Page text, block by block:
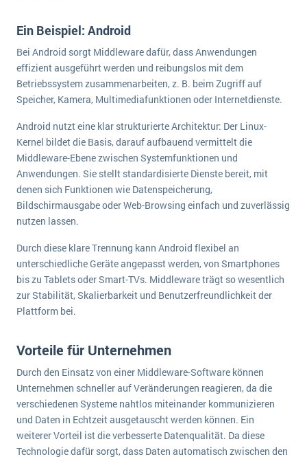
Ein Beispiel: Android
Bei Android sorgt Middleware dafür, dass Anwendungen
effizient ausgeführt werden und reibungslos mit dem
Betriebssystem zusammenarbeiten, z. B. beim Zugriff auf
Speicher, Kamera, Multimediafunktionen oder Internetdienste.
Android nutzt eine klar strukturierte Architektur: Der Linux-
Kernel bildet die Basis, darauf aufbauend vermittelt die
Middleware-Ebene zwischen Systemfunktionen und
Anwendungen. Sie stellt standardisierte Dienste bereit, mit
denen sich Funktionen wie Datenspeicherung,
Bildschirmausgabe oder Web-Browsing einfach und zuverlässig
nutzen lassen.
Durch diese klare Trennung kann Android flexibel an
unterschiedliche Geräte angepasst werden, von Smartphones
bis zu Tablets oder Smart-TVs. Middleware trägt so wesentlich
zur Stabilität, Skalierbarkeit und Benutzerfreundlichkeit der
Plattform bei.
Vorteile für Unternehmen
Durch den Einsatz von einer Middleware-Software können
Unternehmen schneller auf Veränderungen reagieren, da die
verschiedenen Systeme nahtlos miteinander kommunizieren
und Daten in Echtzeit ausgetauscht werden können. Ein
weiterer Vorteil ist die verbesserte Datenqualität. Da diese
Technologie dafür sorgt, dass Daten automatisch zwischen den